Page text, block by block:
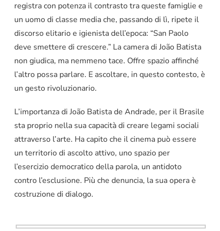
registra con potenza il contrasto tra queste famiglie e
un uomo di classe media che, passando di lì, ripete il
discorso elitario e igienista dell’epoca: “San Paolo
deve smettere di crescere.” La camera di João Batista
non giudica, ma nemmeno tace. Offre spazio affinché
l’altro possa parlare. E ascoltare, in questo contesto, è
un gesto rivoluzionario.
L’importanza di João Batista de Andrade, per il Brasile
sta proprio nella sua capacità di creare legami sociali
attraverso l’arte. Ha capito che il cinema può essere
un territorio di ascolto attivo, uno spazio per
l’esercizio democratico della parola, un antidoto
contro l’esclusione. Più che denuncia, la sua opera è
costruzione di dialogo.